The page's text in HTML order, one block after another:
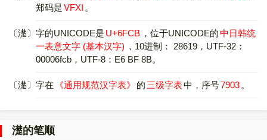
郑码是VFXI 。
〔濋〕字的UNICODE是 U+6FCB ，位于UNICODE的中日韩统
一表意文字 (基本汉字) ，10进制： 28619，UTF-32：
00006fcb，UTF-8：E6 BF 8B。
〔濋〕字在 《通用规范汉字表》 的 三级字表中，序号7903 。
濋的笔顺